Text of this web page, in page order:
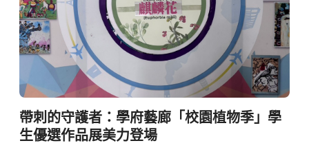
帶刺的守護者：學府藝廊「校園植物季」學
生優選作品展美力登場